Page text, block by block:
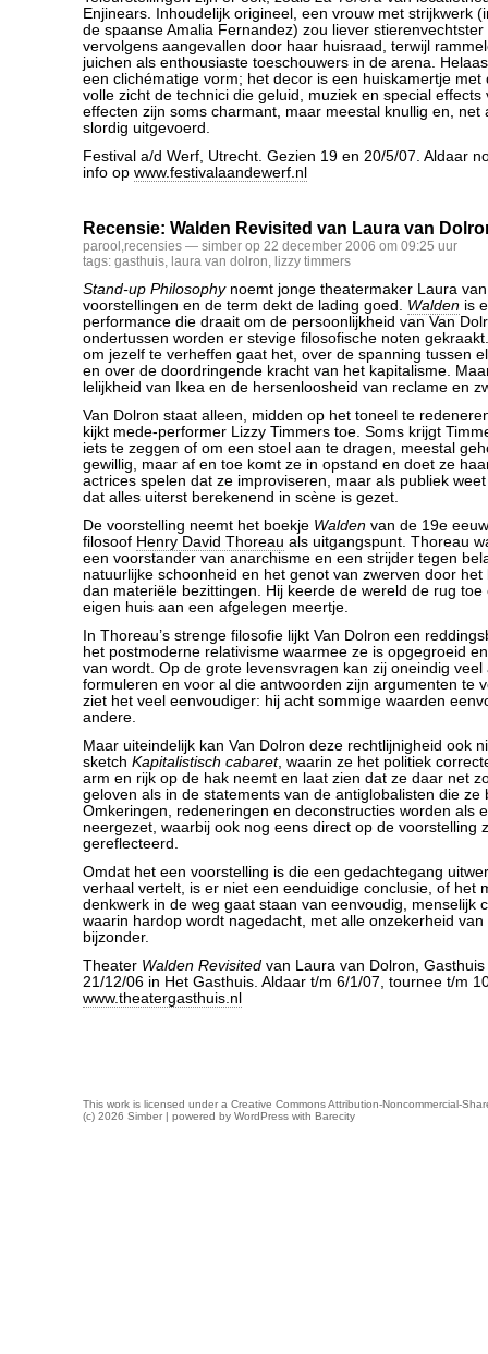
Enjinears. Inhoudelijk origineel, een vrouw met strijkwerk
de spaanse Amalia Fernandez) zou liever
vervolgens aangevallen door haar huisraad, terwijl
juichen als enthousiaste toeschouwers in de arena.
een clichématige vorm; het decor is een huiskamertje met
volle zicht de technici die geluid, muziek en special effects
effecten zijn soms charmant, maar meestal knullig en, net
slordig uitgevoerd.
Festival a/d Werf, Utrecht. Gezien 19 en 20/5/07. Aldaar
info op www.festivalaandewerf.nl
Recensie: Walden Revisited van Laura van
parool ,recensies — simber op 22 december 2006 om 09:25 uur
tags: gasthuis, laura van dolron, lizzy timmers
Stand-up Philosophynoemt jonge theatermaker Laura
voorstellingen en de term dekt de lading goed. Walden is
performance die draait om de persoonlijkheid van Van
ondertussen worden er stevige filosofische noten
om jezelf te verheffen gaat het, over de spanning tussen
en over de doordringende kracht van het kapitalisme.
lelijkheid van Ikea en de hersenloosheid van reclame en
Van Dolron staat alleen, midden op het toneel te
kijkt mede-performer Lizzy Timmers toe. Soms krijgt
iets te zeggen of om een stoel aan te dragen, meestal
gewillig, maar af en toe komt ze in opstand en doet ze
actrices spelen dat ze improviseren, maar als publiek
dat alles uiterst berekenend in scène is gezet.
De voorstelling neemt het boekje Walden van de 19e
filosoof Henry David Thoreau als uitgangspunt. Thoreau
een voorstander van anarchisme en een strijder tegen
natuurlijke schoonheid en het genot van zwerven door
dan materiële bezittingen. Hij keerde de wereld de rug toe
eigen huis aan een afgelegen meertje.
In Thoreau’s strenge filosofie lijkt Van Dolron een
het postmoderne relativisme waarmee ze is opgegroeid
van wordt. Op de grote levensvragen kan zij oneindig veel
formuleren en voor al die antwoorden zijn argumenten te
ziet het veel eenvoudiger: hij acht sommige waarden
andere.
Maar uiteindelijk kan Van Dolron deze rechtlijnigheid ook
sketch Kapitalistisch cabaret, waarin ze het politiek
arm en rijk op de hak neemt en laat zien dat ze daar net
geloven als in de statements van de antiglobalisten die ze
Omkeringen, redeneringen en deconstructies worden als
neergezet, waarbij ook nog eens direct op de voorstelling
gereflecteerd.
Omdat het een voorstelling is die een gedachtegang
verhaal vertelt, is er niet een eenduidige conclusie, of het
denkwerk in de weg gaat staan van eenvoudig, menselijk
waarin hardop wordt nagedacht, met alle onzekerheid
bijzonder.
Theater Walden Revisited van Laura van Dolron,
21/12/06 in Het Gasthuis. Aldaar t/m 6/1/07, tournee t/m
www.theatergasthuis.nl
This work is licensed under a Creative Commons Attribution-Noncommercial-
(c) 2026 Simber | powered by WordPress with Barecity